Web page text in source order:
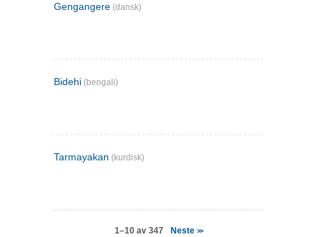
Gengangere (dansk)
Bidehi (bengali)
Tarmayakan (kurdisk)
1–10 av 347 Neste >>